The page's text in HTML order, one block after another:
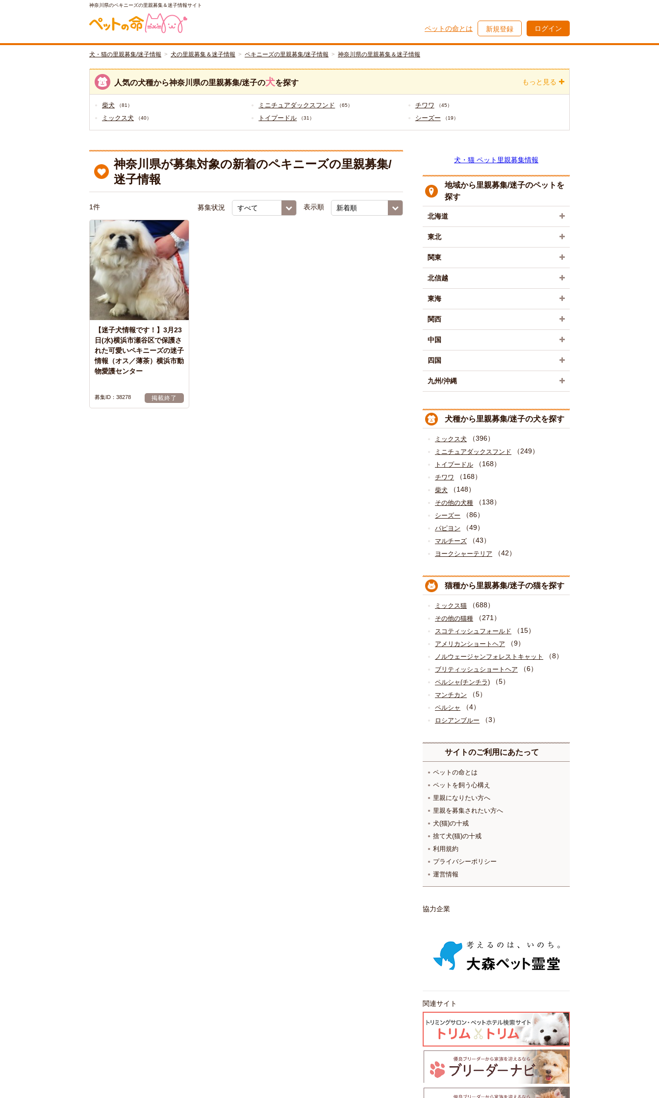
神奈川県のペキニーズの里親募集＆迷子情報サイト
ペットの命とは 新規登録 ログイン
犬・猫の里親募集/迷子情報 犬の里親募集＆迷子情報 ペキニーズの里親募集/迷子情報 神奈川県の里親募集＆迷子情報
人気の犬種から神奈川県の里親募集/迷子の犬を探す
柴犬 （81） ミニチュアダックスフンド （65） チワワ （45）
ミックス犬 （40） トイプードル （31） シーズー （19）
もっと見る
神奈川県が募集対象の新着のペキニーズの里親募集/
迷子情報
1件 募集状況 表示順
【迷子犬情報です！】3月23
日(水)横浜市瀬谷区で保護さ
れた可愛いペキニーズの迷子
情報（オス／薄茶）横浜市動
物愛護センター
募集ID：38278 掲載終了
犬・猫 ペット里親募集情報
地域から里親募集/迷子のペットを
探す
北海道
東北
関東
北信越
東海
関西
中国
四国
九州/沖縄
犬種から里親募集/迷子の犬を探す
ミックス犬 （396）
ミニチュアダックスフンド （249）
トイプードル （168）
チワワ （168）
柴犬 （148）
その他の犬種 （138）
シーズー （86）
パピヨン （49）
マルチーズ （43）
ヨークシャーテリア （42）
猫種から里親募集/迷子の猫を探す
ミックス猫 （688）
その他の猫種 （271）
スコティッシュフォールド （15）
アメリカンショートヘア （9）
ノルウェージャンフォレストキャット （8）
ブリティッシュショートヘア （6）
ペルシャ(チンチラ) （5）
マンチカン （5）
ペルシャ （4）
ロシアンブルー （3）
サイトのご利用にあたって
ペットの命とは
ペットを飼う心構え
里親になりたい方へ
里親を募集されたい方へ
犬(猫)の十戒
捨て犬(猫)の十戒
利用規約
プライバシーポリシー
運営情報
協力企業
関連サイト